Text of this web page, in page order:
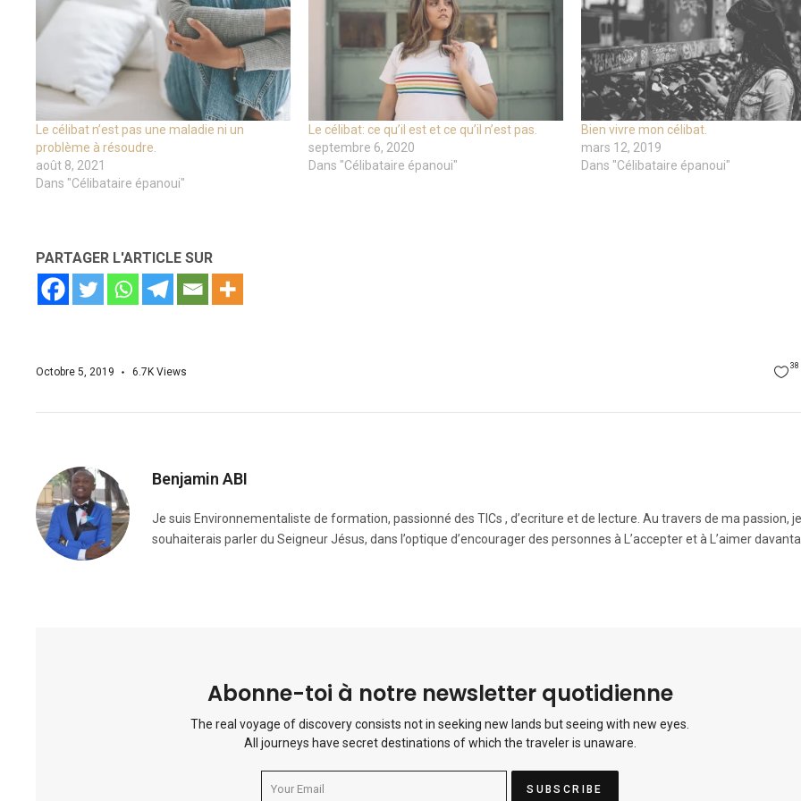
Le célibat n’est pas une maladie ni un
problème à résoudre.
août 8, 2021
Dans "Célibataire épanoui"
Le célibat: ce qu’il est et ce qu’il n’est pas.
septembre 6, 2020
Dans "Célibataire épanoui"
Bien vivre mon célibat.
mars 12, 2019
Dans "Célibataire épanoui"
PARTAGER L'ARTICLE SUR
Octobre 5, 2019 6.7K Views 38
Benjamin ABI
Je suis Environnementaliste de formation, passionné des TICs , d’ecriture et de lecture. Au travers de ma passion, je
souhaiterais parler du Seigneur Jésus, dans l’optique d’encourager des personnes à L’accepter et à L’aimer
Abonne-toi à notre newsletter quotidienne
The real voyage of discovery consists not in seeking new lands but seeing with new eyes.
All journeys have secret destinations of which the traveler is unaware.